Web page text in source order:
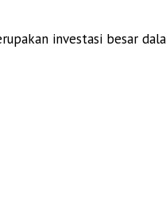
investasi besar